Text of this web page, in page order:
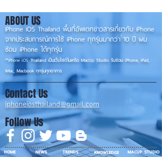
iPhone iOS Thailand พื้นที่อัพเดทข่าวสารเกี่ยวกับ iPhone
จากประสบการณ์การใช้ iPhone ทุกรุ่นมากว่า 10 ปี ผม
ซ่อม iPhone ได้ทุกรุ่น
**iPhone iOSThailand เป็นเว็บไซต์ในเครือ MacUp Studio รับซ่อม iPhone, iPad,
iMac, Macbook ทุกรุ่นทุกอาการ
ABOUT US
iphoneiosthailand@gmail.com
Contact Us
Follow Us
TRENDS KNOWLEDGE MACUP STUDIO
NEWS
HOME